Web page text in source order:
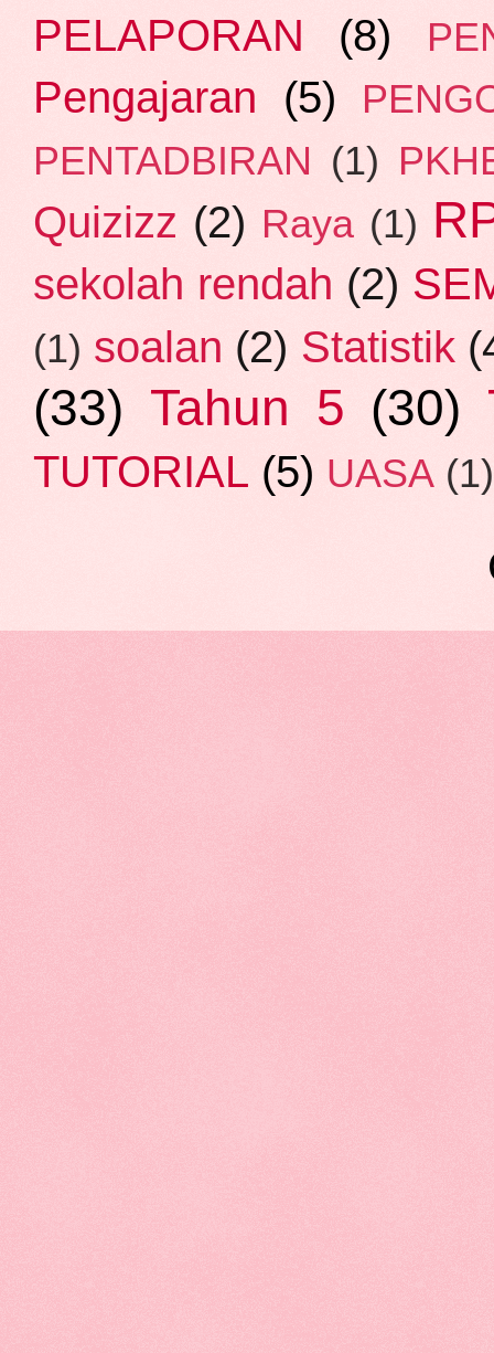
PELAPORAN (8)
Pengajaran (5)
PENTADBIRAN (1)
Quizizz (2) Raya (1)
sekolah rendah (2)
(1) soalan (2) Statistik
(33) Tahun 5 (30)
TUTORIAL (5) UASA (1)